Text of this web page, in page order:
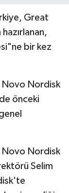
Great
bir kez
Novo Nordisk
önceki
Novo Nordisk
Selim